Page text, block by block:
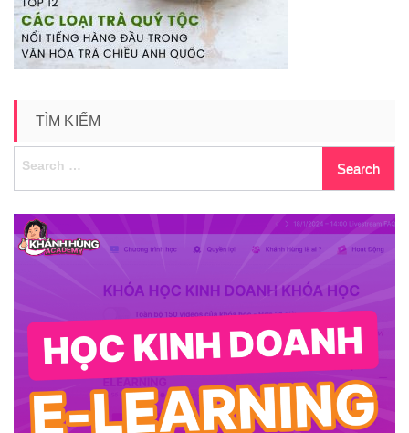
TÌM KIẾM
Search